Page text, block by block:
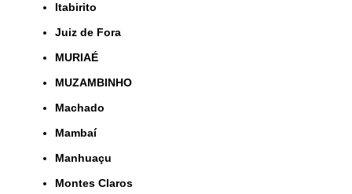
Itabirito
Juiz de Fora
MURIAÉ
MUZAMBINHO
Machado
Mambaí
Manhuaçu
Montes Claros